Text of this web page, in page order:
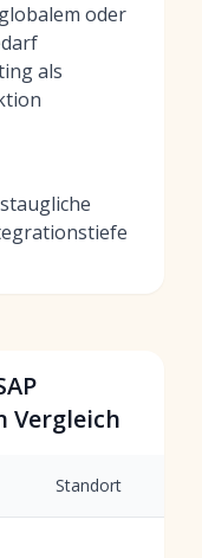
oder
als
Vergleich
Standort